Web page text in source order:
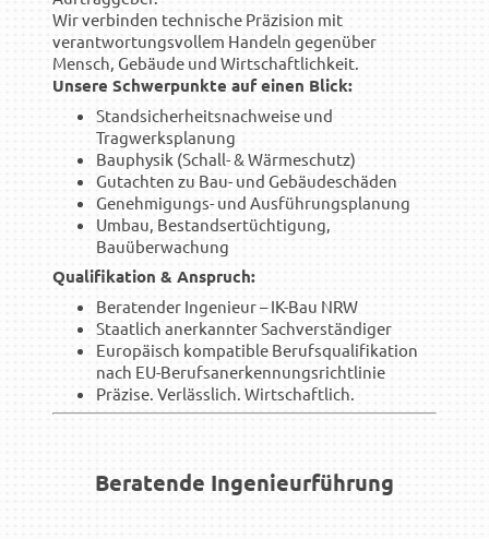
Wir verbinden technische Präzision mit
verantwortungsvollem Handeln gegenüber
Mensch, Gebäude und Wirtschaftlichkeit.
Unsere Schwerpunkte auf einen Blick:
Standsicherheitsnachweise und
Tragwerksplanung
Bauphysik (Schall- & Wärmeschutz)
Gutachten zu Bau- und Gebäudeschäden
Genehmigungs- und Ausführungsplanung
Umbau, Bestandsertüchtigung,
Bauüberwachung
Qualifikation & Anspruch:
Beratender Ingenieur – IK-Bau NRW
Staatlich anerkannter Sachverständiger
Europäisch kompatible Berufsqualifikation
nach EU-Berufsanerkennungsrichtlinie
Präzise. Verlässlich. Wirtschaftlich.
Beratende Ingenieurführung